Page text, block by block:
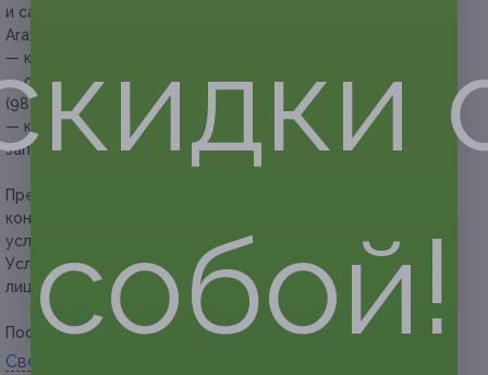
и сахарная паста от компаний: Sherri’s Professional, Gloria,
Aravia;
— купон действует для женщин и мужчин;
— обязательна предварительная запись по телефону +7
(983) 383-94-83;
— клиент обязан сообщить об отмене или переносе
записи не менее чем за 12 часов.
Предупреждаем о необходимости получения
консультации у врача-специалиста по оказываемым
услугам и противопоказаниям.
Услуга предоставляется только совершеннолетним
лицам.
Посмотреть страницу в Instagram.
Свернутьсобой!